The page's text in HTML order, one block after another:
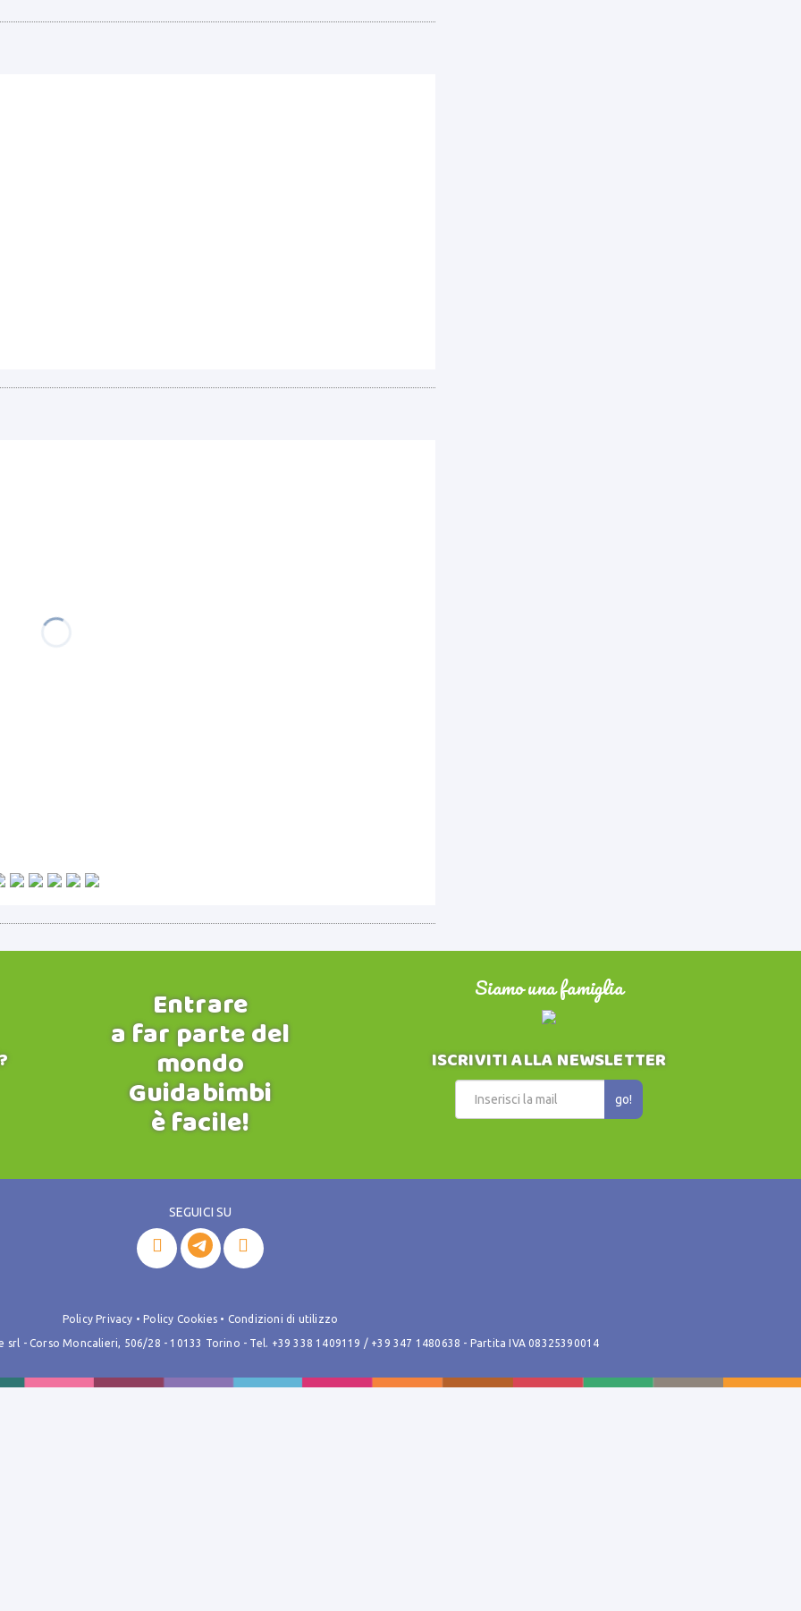
Entrare
a far parte del
mondo
Guidabimbi
è facile!
Siamo una famiglia
ISCRIVITI ALLA NEWSLETTER
go!
SEGUICI SU
 
Policy Privacy • Policy Cookies • Condizioni di utilizzo
srl - Corso Moncalieri, 506/28 - 10133 Torino - Tel. +39 338 1409119 / +39 347 1480638 - Partita IVA 08325390014